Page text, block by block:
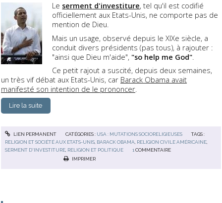
Le serment d'investiture, tel qu'il est codifié
officiellement aux Etats-Unis, ne comporte pas de
mention de Dieu.
Mais un usage, observé depuis le XIXe siècle, a
conduit divers présidents (pas tous), à rajouter :
"ainsi que Dieu m'aide", "so help me God"
Ce petit rajout a suscité, depuis deux semaines,
un très vif débat aux Etats-Unis, car Barack Obama avait
manifesté son intention de le prononcer
Lire la suite
LIEN PERMANENT CATÉGORIES : USA : MUTATIONS SOCIORELIGIEUSES
TAGS :
RELIGION ET SOCIÉTÉ AUX ETATS-UNIS BARACK OBAMA RELIGION CIVILE AMÉRICAINE
SERMENT D'INVESTITURE RELIGION ET POLITIQUE 1 COMMENTAIRE
IMPRIMER